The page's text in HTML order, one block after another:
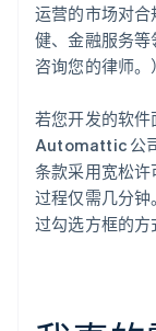
运营的市场对
健、金融服务
咨询您的律师。）
若您开发的软
Automattic 公
条款采用宽松
过程仅需几分
过勾选方框的方